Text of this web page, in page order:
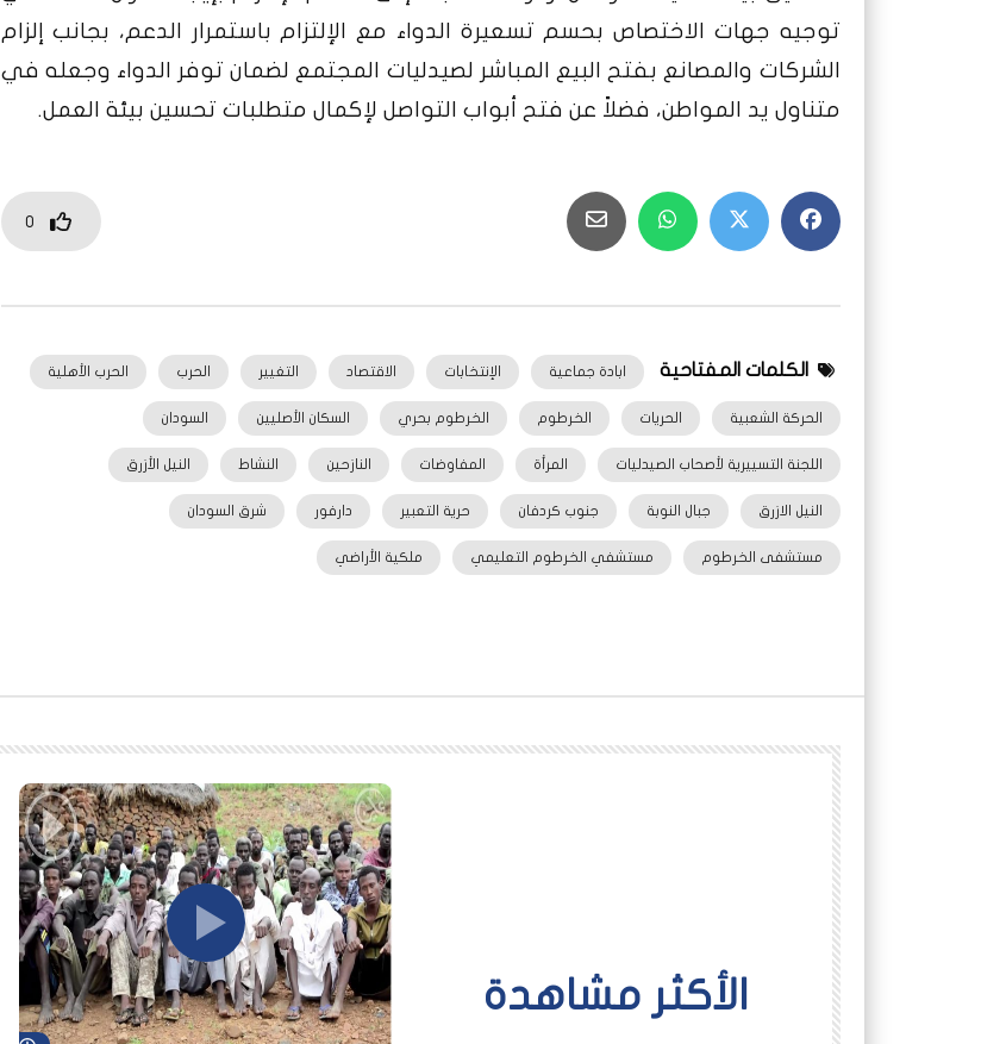
توجيه جهات الاختصاص بحسم تسعيرة الدواء مع الإلتزام باستمرار الدعم، بجانب إلزام
الشركات والمصانع بفتح البيع المباشر لصيدليات المجتمع لضمان توفر الدواء وجعله في
متناول يد المواطن، فضلاً عن فتح أبواب التواصل لإكمال متطلبات تحسين بيئة العمل.
0
الكلمات المفتاحية ابادة جماعية الإنتخابات الاقتصاد التغيير الحرب الحرب الأهلية
الحركة الشعبية الحريات الخرطوم الخرطوم بحري السكان الأصليين السودان
اللجنة التسييرية لأصحاب الصيدليات المرأة المفاوضات النازحين النشاط النيل الأزرق
النيل الازرق جبال النوبة جنوب كردفان حرية التعبير دارفور شرق السودان
مستشفى الخرطوم مستشفي الخرطوم التعليمي ملكية الأراضي
اﻷكثر مشاهدة